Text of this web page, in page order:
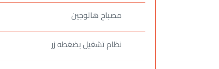
مصباح هالوجين
نظام تشغيل بضغطه زر